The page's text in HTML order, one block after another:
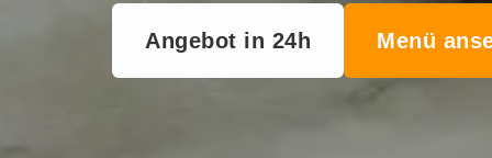
Angebot in 24h Menü